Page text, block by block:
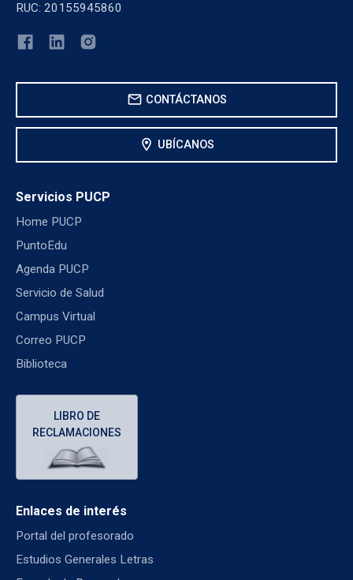
RUC: 20155945860
mail CONTÁCTANOS
location_on UBÍCANOS
Servicios PUCP
Home PUCP
PuntoEdu
Agenda PUCP
Servicio de Salud
Campus Virtual
Correo PUCP
Biblioteca
LIBRO DE
RECLAMACIONES
Enlaces de interés
Portal del profesorado
Estudios Generales Letras